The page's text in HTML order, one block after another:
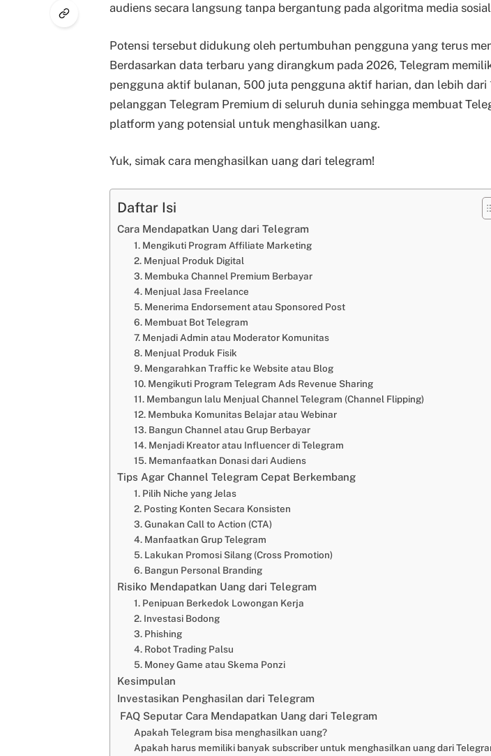
audiens secara langsung tanpa bergantung pada algoritma media
Potensi tersebut didukung oleh pertumbuhan pengguna yang terus
Berdasarkan data terbaru yang dirangkum pada 2026, Telegram
pengguna aktif bulanan, 500 juta pengguna aktif harian, dan lebih dari
pelanggan Telegram Premium di seluruh dunia sehingga membuat
platform yang potensial untuk menghasilkan uang.
Yuk, simak cara menghasilkan uang dari telegram!
Daftar Isi
Cara Mendapatkan Uang dari Telegram
1. Mengikuti Program Affiliate Marketing
2. Menjual Produk Digital
3. Membuka Channel Premium Berbayar
4. Menjual Jasa Freelance
5. Menerima Endorsement atau Sponsored Post
6. Membuat Bot Telegram
7. Menjadi Admin atau Moderator Komunitas
8. Menjual Produk Fisik
9. Mengarahkan Traffic ke Website atau Blog
10. Mengikuti Program Telegram Ads Revenue Sharing
11. Membangun lalu Menjual Channel Telegram (Channel Flipping)
12. Membuka Komunitas Belajar atau Webinar
13. Bangun Channel atau Grup Berbayar
14. Menjadi Kreator atau Influencer di Telegram
15. Memanfaatkan Donasi dari Audiens
Tips Agar Channel Telegram Cepat Berkembang
1. Pilih Niche yang Jelas
2. Posting Konten Secara Konsisten
3. Gunakan Call to Action (CTA)
4. Manfaatkan Grup Telegram
5. Lakukan Promosi Silang (Cross Promotion)
6. Bangun Personal Branding
Risiko Mendapatkan Uang dari Telegram
1. Penipuan Berkedok Lowongan Kerja
2. Investasi Bodong
3. Phishing
4. Robot Trading Palsu
5. Money Game atau Skema Ponzi
Kesimpulan
Investasikan Penghasilan dari Telegram
FAQ Seputar Cara Mendapatkan Uang dari Telegram
Apakah Telegram bisa menghasilkan uang?
Apakah harus memiliki banyak subscriber untuk menghasilkan uang dari